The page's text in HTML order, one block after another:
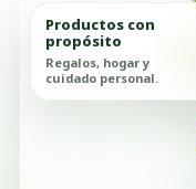
Productos con
propósito
Regalos, hogar y
cuidado personal.